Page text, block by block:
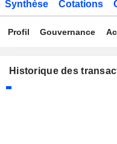
Synthèse Cotations
Profil Gouvernance
Historique des